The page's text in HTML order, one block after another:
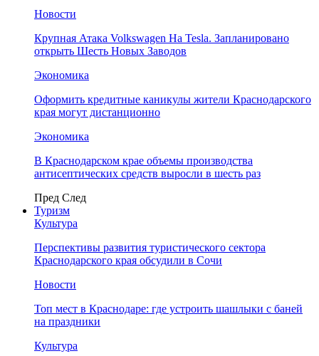
Новости
Крупная Атака Volkswagen На Tesla. Запланировано
открыть Шесть Новых Заводов
Экономика
Оформить кредитные каникулы жители Краснодарского
края могут дистанционно
Экономика
В Краснодарском крае объемы производства
антисептических средств выросли в шесть раз
Пред След
Туризм
Культура
Перспективы развития туристического сектора
Краснодарского края обсудили в Сочи
Новости
Топ мест в Краснодаре: где устроить шашлыки с баней
на праздники
Культура